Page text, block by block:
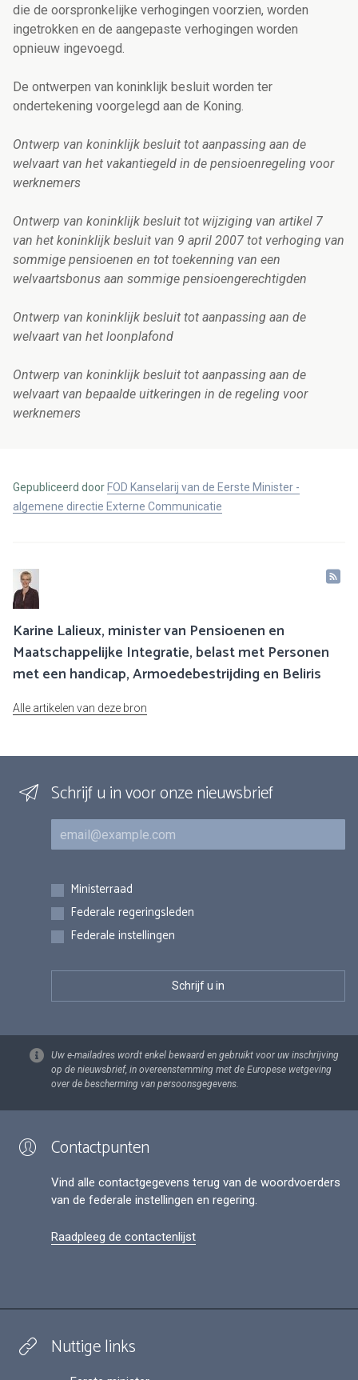
die de oorspronkelijke verhogingen voorzien, worden
ingetrokken en de aangepaste verhogingen worden
opnieuw ingevoegd.
De ontwerpen van koninklijk besluit worden ter
ondertekening voorgelegd aan de Koning.
Ontwerp van koninklijk besluit tot aanpassing aan de
welvaart van het vakantiegeld in de pensioenregeling voor
werknemers
Ontwerp van koninklijk besluit tot wijziging van artikel 7
van het koninklijk besluit van 9 april 2007 tot verhoging van
sommige pensioenen en tot toekenning van een
welvaartsbonus aan sommige pensioengerechtigden
Ontwerp van koninklijk besluit tot aanpassing aan de
welvaart van het loonplafond
Ontwerp van koninklijk besluit tot aanpassing aan de
welvaart van bepaalde uitkeringen in de regeling voor
werknemers
Gepubliceerd door FOD Kanselarij van de Eerste Minister -
algemene directie Externe Communicatie
Karine Lalieux, minister van Pensioenen en
Maatschappelijke Integratie, belast met Personen
met een handicap, Armoedebestrijding en Beliris
Alle artikelen van deze bron
Schrijf u in voor onze nieuwsbrief
E-mail
Inschrijvingen
Ministerraad
Federale regeringsleden
Federale instellingen
Uw e-mailadres wordt enkel bewaard en gebruikt voor uw inschrijving
op de nieuwsbrief, in overeenstemming met de Europese wetgeving
over de bescherming van persoonsgegevens.
Contactpunten
Vind alle contactgegevens terug van de woordvoerders
van de federale instellingen en regering.
Raadpleeg de contactenlijst
Nuttige links